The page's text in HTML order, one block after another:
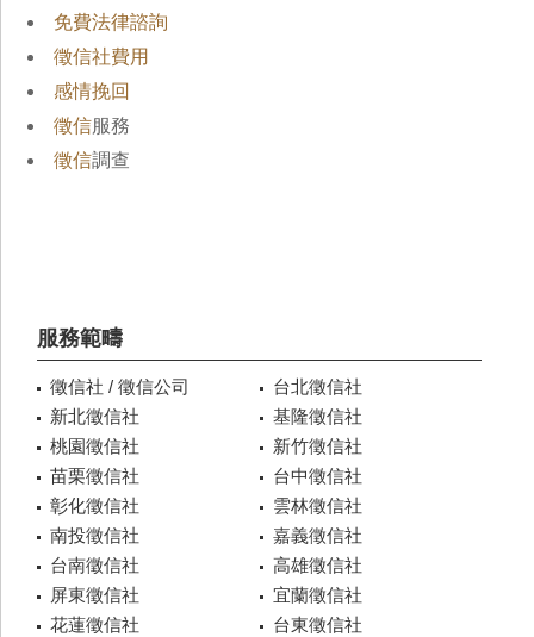
免費法律諮詢
徵信社費用
感情挽回
徵信服務
徵信調查
服務範疇
徵信社 / 徵信公司
台北徵信社
新北徵信社
基隆徵信社
桃園徵信社
新竹徵信社
苗栗徵信社
台中徵信社
彰化徵信社
雲林徵信社
南投徵信社
嘉義徵信社
台南徵信社
高雄徵信社
屏東徵信社
宜蘭徵信社
花蓮徵信社
台東徵信社